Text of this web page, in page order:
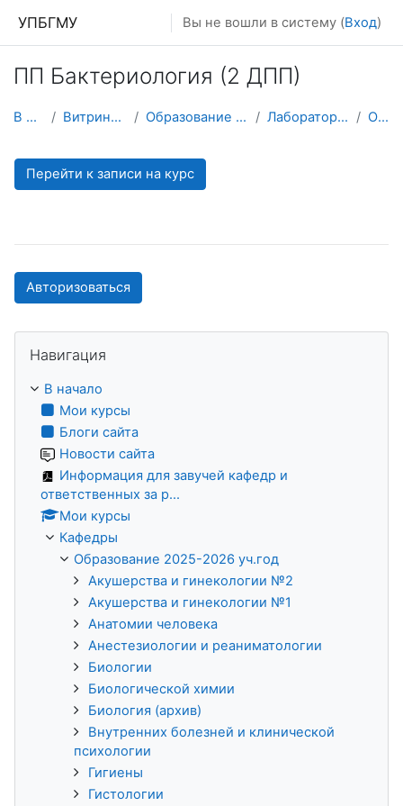
УПБГМУ Вы не вошли в систему (Вход)
ПП Бактериология (2 ДПП)
В начало Витрина курсов 3KL Образование 2025-2026 уч.год Лабораторной медицины О курсе
Перейти к записи на курс
Авторизоваться
Навигация
В начало
Мои курсы
Блоги сайта
Новости сайта
Информация для завучей кафедр и
ответственных за р...
Мои курсы
Кафедры
Образование 2025-2026 уч.год
Акушерства и гинекологии №2
Акушерства и гинекологии №1
Анатомии человека
Анестезиологии и реаниматологии
Биологии
Биологической химии
Биология (архив)
Внутренних болезней и клинической
психологии
Гигиены
Гистологии